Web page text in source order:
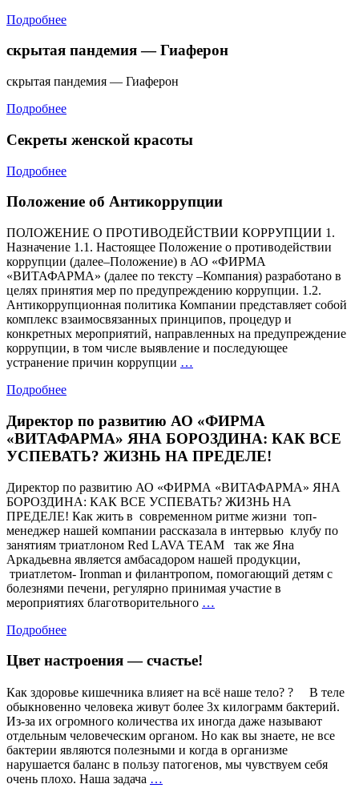
Подробнее
скрытая пандемия — Гиаферон
скрытая пандемия — Гиаферон
Подробнее
Секреты женской красоты
Подробнее
Положение об Антикоррупции
ПОЛОЖЕНИЕ О ПРОТИВОДЕЙСТВИИ КОРРУПЦИИ 1.
Назначение 1.1. Настоящее Положение о противодействии
коррупции (далее–Положение) в АО «ФИРМА
«ВИТАФАРМА» (далее по тексту –Компания) разработано в
целях принятия мер по предупреждению коррупции. 1.2.
Антикоррупционная политика Компании представляет собой
комплекс взаимосвязанных принципов, процедур и
конкретных мероприятий, направленных на предупреждение
коррупции, в том числе выявление и последующее
устранение причин коррупции …
Подробнее
Директор по развитию АО «ФИРМА
«ВИТАФАРМА» ЯНА БОРОЗДИНА: КАК ВСЕ
УСПЕВАТЬ? ЖИЗНЬ НА ПРЕДЕЛЕ!
Директор по развитию АО «ФИРМА «ВИТАФАРМА» ЯНА
БОРОЗДИНА: КАК ВСЕ УСПЕВАТЬ? ЖИЗНЬ НА
ПРЕДЕЛЕ! Как жить в современном ритме жизни топ-
менеджер нашей компании рассказала в интервью клубу по
занятиям триатлоном Red LAVA TEAM так же Яна
Аркадьевна является амбасадором нашей продукции,
триатлетом- Ironman и филантропом, помогающий детям с
болезнями печени, регулярно принимая участие в
мероприятиях благотворительного …
ЯНА
БОРОЗДИНА:
КАК
ВСЕ
УСПЕВАТЬ?
ЖИЗНЬ
НА
Подробнее
Цвет настроения — счастье!
Как здоровье кишечника влияет на всё наше тело? ? ⠀ В теле
обыкновенно человека живут более 3х килограмм бактерий.
Из-за их огромного количества их иногда даже называют
отдельным человеческим органом. Но как вы знаете, не все
бактерии являются полезными и когда в организме
нарушается баланс в пользу патогенов, мы чувствуем себя
очень плохо. Наша задача …